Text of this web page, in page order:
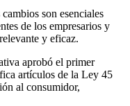
son esenciales
de los empresarios y
y eficaz.
aprobó el primer
artículos de la Ley 45
al consumidor,